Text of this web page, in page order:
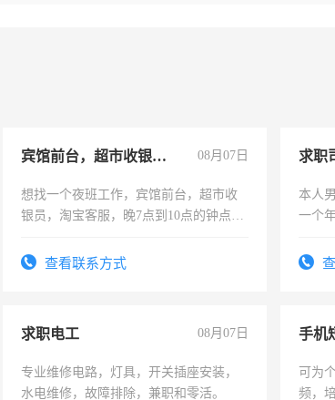
宾馆前台，超市收银员，淘宝客服 08月07日
想找一个夜班工作，宾馆前台，超市收
银员，淘宝客服，晚7点到10点的钟点
号同微信查看联系方式
求职
本人
一个
求职电工 08月07日
专业维修电路，灯具，开关插座安装，
水电维修，故障排除，兼职和零活。
可为
频，